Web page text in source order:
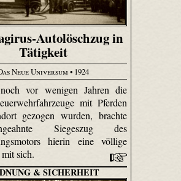
Autolöschzug in
Tätigkeit
Neue Universum • 1924
vor wenigen Jahren die
mit Pferden
gezogen wurden, brachte
Siegeszug des
hierin eine völlige
sich.
& SICHERHEIT